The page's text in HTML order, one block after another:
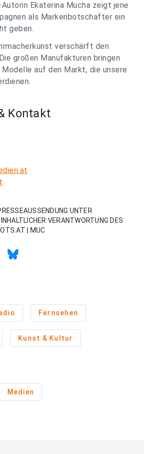
Ekaterina Mucha zeigt jene
als Markenbotschafter ein
geben.
verschärft den
großen Manufakturen bringen
auf den Markt, die unsere
Kontakt
UNTER
VERANTWORTUNG DES
| MUC
Fernsehen
Kunst & Kultur
Medien